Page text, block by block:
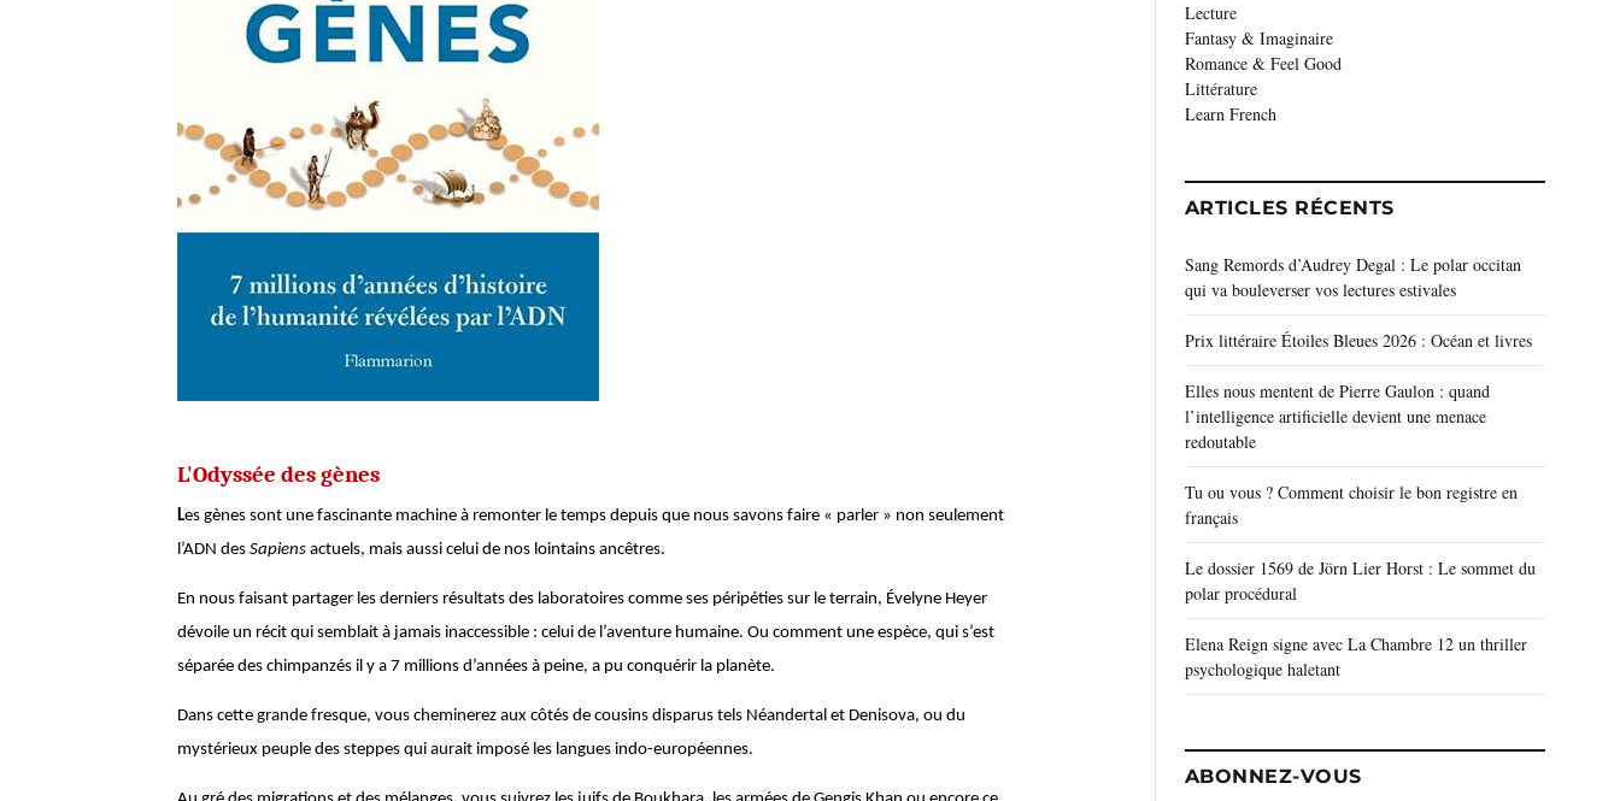
L'Odyssée des gènes
Les gènes sont une fascinante machine à remonter le temps depuis que nous savons faire « parler » non seulement
l’ADN des Sapiens actuels, mais aussi celui de nos lointains ancêtres.
En nous faisant partager les derniers résultats des laboratoires comme ses péripéties sur le terrain, Évelyne Heyer
dévoile un récit qui semblait à jamais inaccessible : celui de l’aventure humaine. Ou comment une espèce, qui s’est
séparée des chimpanzés il y a 7 millions d’années à peine, a pu conquérir la planète.
Dans cette grande fresque, vous cheminerez aux côtés de cousins disparus tels Néandertal et Denisova, ou du
mystérieux peuple des steppes qui aurait imposé les langues indo-européennes.
Lecture
Fantasy & Imaginaire
Romance & Feel Good
Littérature
Learn French
ARTICLES RÉCENTS
Sang Remords d’Audrey Degal : Le polar occitan
qui va bouleverser vos lectures estivales
Prix littéraire Étoiles Bleues 2026 : Océan et livres
Elles nous mentent de Pierre Gaulon : quand
l’intelligence artificielle devient une menace
redoutable
Tu ou vous ? Comment choisir le bon registre en
français
Le dossier 1569 de Jörn Lier Horst : Le sommet du
polar procédural
Elena Reign signe avec La Chambre 12 un thriller
psychologique haletant
ABONNEZ-VOUS